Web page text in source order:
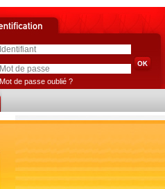
Mot de passe oublié ?